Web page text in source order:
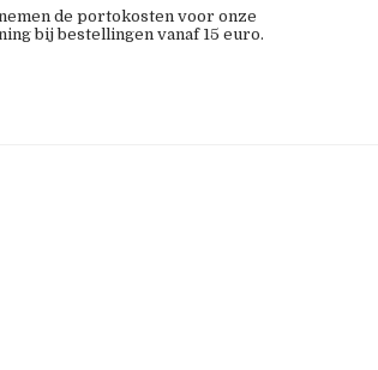
de portokosten voor onze
bij bestellingen vanaf 15 euro.